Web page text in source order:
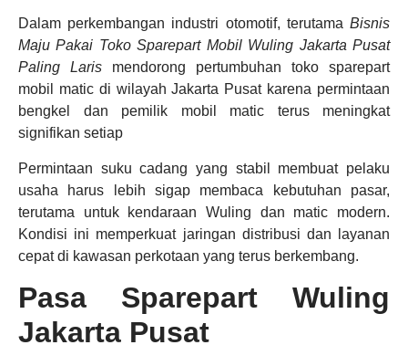
Dalam perkembangan industri otomotif, terutama Bisnis
Maju Pakai Toko Sparepart Mobil Wuling Jakarta Pusat
Paling Laris mendorong pertumbuhan toko sparepart
mobil matic di wilayah Jakarta Pusat karena permintaan
bengkel dan pemilik mobil matic terus meningkat
signifikan setiap
Permintaan suku cadang yang stabil membuat pelaku
usaha harus lebih sigap membaca kebutuhan pasar,
terutama untuk kendaraan Wuling dan matic modern.
Kondisi ini memperkuat jaringan distribusi dan layanan
cepat di kawasan perkotaan yang terus berkembang.
Pasa Sparepart Wuling
Jakarta Pusat